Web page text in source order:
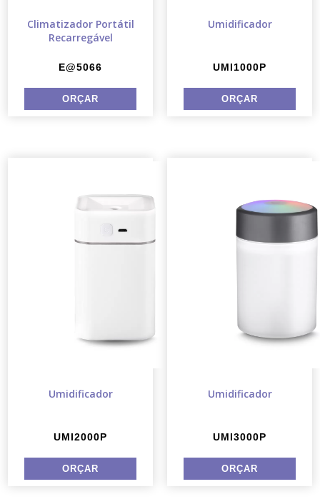
Climatizador Portátil
Recarregável
E@5066
Umidificador
UMI1000P
Umidificador
UMI2000P
Umidificador
UMI3000P